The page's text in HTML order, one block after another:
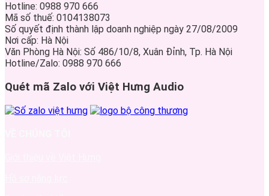
Hotline: 0988 970 666
Mã số thuế: 0104138073
Số quyết định thành lập doanh nghiệp ngày 27/08/2009
Nơi cấp: Hà Nội
Văn Phòng Hà Nội: Số 486/10/8, Xuân Đỉnh, Tp. Hà Nội
Hotline/Zalo: 0988 970 666
Quét mã Zalo với Việt Hưng Audio